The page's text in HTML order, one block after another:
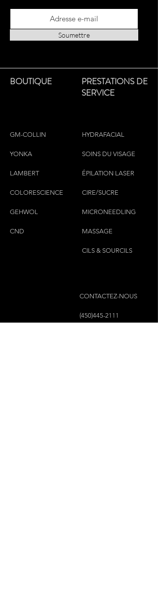
Soumettre
BOUTIQUE
PRESTATIONS DE
SERVICE
GM-COLLIN
YONKA
LAMBERT
COLORESCIENCE
GEHWOL
CND
HYDRAFACIAL
SOINS DU VISAGE
ÉPILATION LASER
CIRE/SUCRE
MICRONEEDLING
MASSAGE
CILS & SOURCILS
CONTACTEZ-NOUS
(450)445-2111